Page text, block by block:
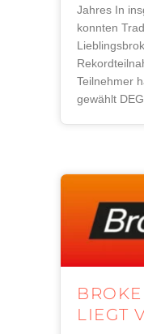
Jahres In
konnten
Teilnehmer
gewählt
LIEGT